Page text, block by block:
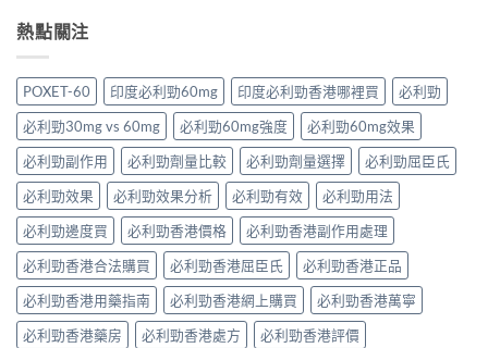
替
代
案
一
次
解
析〉
中
防
完
整
攻
略
一
次
看〉
中
害：
量、
副
作
用
到
死
線
的
完
整
拆
解〉
中
功
能
礙
治
療
的
突
破
性
藥
物〉
中
士
5mg
日
錠
評
價
如
何？
有
冇
副
作
用？
藥
師：
皇
牌
熱點關注
POXET-60 印度必利勁60mg 印度必利勁香港哪裡買
必利勁
必利勁30mg vs 60mg
必利勁60mg強度
必利勁60mg效果
必利勁副作用
必利勁劑量比較 必利勁劑量選擇
必利勁屈臣氏
必利勁效果
必利勁效果分析 必利勁有效
必利勁用法
必利勁邊度買
必利勁香港價格
必利勁香港副作用處理
必利勁香港合法購買
必利勁香港屈臣氏
必利勁香港正品
必利勁香港用藥指南
必利勁香港網上購買
必利勁香港萬寧
必利勁香港藥房
必利勁香港處方
必利勁香港評價